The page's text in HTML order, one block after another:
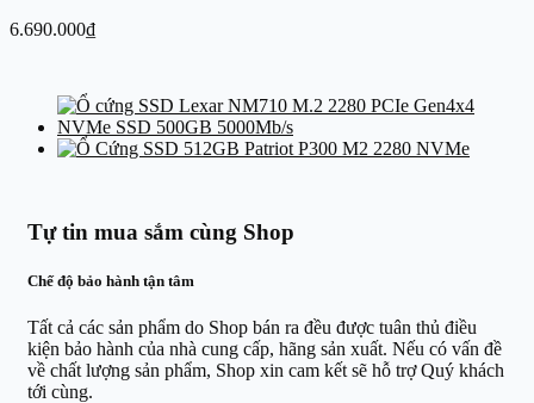
6.690.000₫
Tự tin mua sắm cùng Shop
Chế độ bảo hành tận tâm
Tất cả các sản phẩm do Shop bán ra đều được tuân thủ điều
kiện bảo hành của nhà cung cấp, hãng sản xuất. Nếu có vấn đề
về chất lượng sản phẩm, Shop xin cam kết sẽ hỗ trợ Quý khách
tới cùng.